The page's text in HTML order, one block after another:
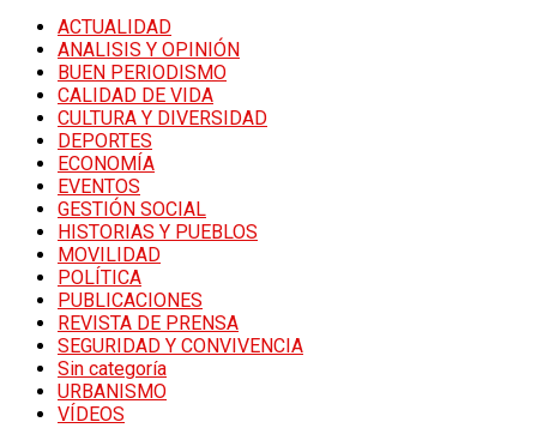
CATEGORÍAS
SECCIONES
POLÍTICA
SEGURIDAD Y CONVIVENCIA
REVISTA DE PRENSA
URBANISMO
ECONOMÍA
DEPORTES
GESTIÓN SOCIAL
MOVILIDAD
CALIDAD DE VIDA
ACTUALIDAD
ANALISIS Y OPINIÓN
BUEN PERIODISMO
CALIDAD DE VIDA
CULTURA Y DIVERSIDAD
DEPORTES
ECONOMÍA
EVENTOS
GESTIÓN SOCIAL
HISTORIAS Y PUEBLOS
MOVILIDAD
POLÍTICA
PUBLICACIONES
REVISTA DE PRENSA
SEGURIDAD Y CONVIVENCIA
Sin categoría
URBANISMO
VÍDEOS